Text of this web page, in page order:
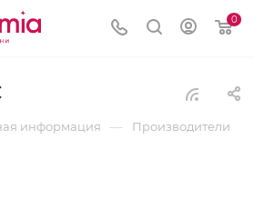
0
информация — Производители